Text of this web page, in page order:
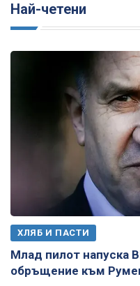
Най-четени
ХЛЯБ И ПАСТИ
Млад пилот напуска
обръщение към